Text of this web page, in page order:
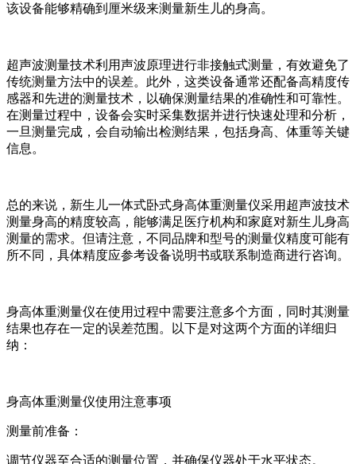
该设备能够精确到厘米级来测量新生儿的身高。
超声波测量技术利用声波原理进行非接触式测量，有效避免了
传统测量方法中的误差。此外，这类设备通常还配备高精度传
感器和先进的测量技术，以确保测量结果的准确性和可靠性。
在测量过程中，设备会实时采集数据并进行快速处理和分析，
一旦测量完成，会自动输出检测结果，包括身高、体重等关键
信息。
总的来说，新生儿一体式卧式身高体重测量仪采用超声波技术
测量身高的精度较高，能够满足医疗机构和家庭对新生儿身高
测量的需求。但请注意，不同品牌和型号的测量仪精度可能有
所不同，具体精度应参考设备说明书或联系制造商进行咨询。
身高体重测量仪在使用过程中需要注意多个方面，同时其测量
结果也存在一定的误差范围。以下是对这两个方面的详细归
纳：
身高体重测量仪使用注意事项
测量前准备：
调节仪器至合适的测量位置，并确保仪器处于水平状态。